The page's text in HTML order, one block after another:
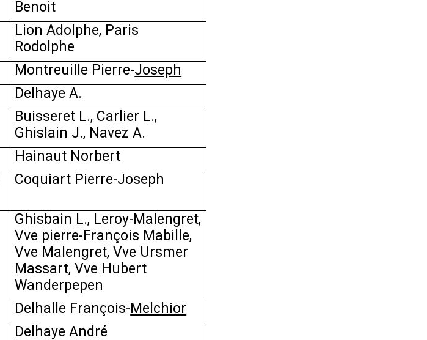
Benoit
Lion Adolphe, Paris
Rodolphe
Montreuille Pierre-Joseph
Delhaye A.
Buisseret L., Carlier L.,
Ghislain J., Navez A.
Hainaut Norbert
Coquiart Pierre-Joseph
Ghisbain L., Leroy-Malengret,
Vve pierre-François Mabille,
Vve Malengret, Vve Ursmer
Massart, Vve Hubert
Wanderpepen
Delhalle François-Melchior
Delhaye André